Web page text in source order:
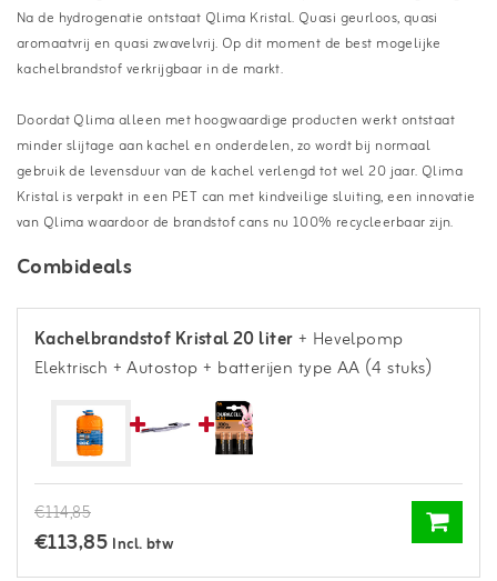
Na de hydrogenatie ontstaat Qlima Kristal. Quasi geurloos, quasi
aromaatvrij en quasi zwavelvrij. Op dit moment de best mogelijke
kachelbrandstof verkrijgbaar in de markt.
Doordat Qlima alleen met hoogwaardige producten werkt ontstaat
minder slijtage aan kachel en onderdelen, zo wordt bij normaal
gebruik de levensduur van de kachel verlengd tot wel 20 jaar. Qlima
Kristal is verpakt in een PET can met kindveilige sluiting, een innovatie
van Qlima waardoor de brandstof cans nu 100% recycleerbaar zijn.
Combideals
Kachelbrandstof Kristal 20 liter+ Hevelpomp
Elektrisch + Autostop+ batterijen type AA (4 stuks)
€114,85
€113,85 Incl. btw